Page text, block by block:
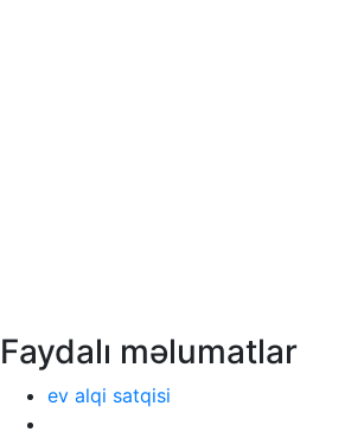
Faydalı məlumatlar
ev alqi satqisi